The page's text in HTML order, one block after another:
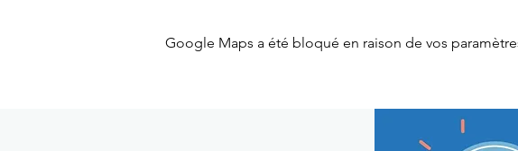
Google Maps a été bloqué en raison de vos